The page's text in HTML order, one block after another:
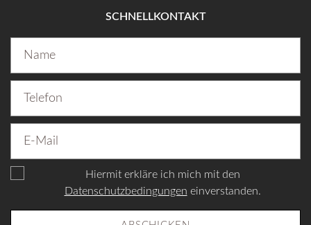
SCHNELLKONTAKT
Hiermit erkläre ich mich mit den
Datenschutzbedingungen einverstanden.